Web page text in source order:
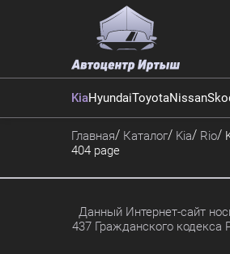
KiaHyundaiToyotaNissan
Главная Каталог Kia Rio
404 page
Данный Интернет-сайт
437 Гражданского